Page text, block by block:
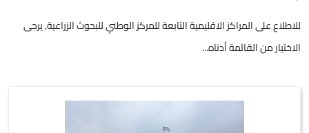
للاطلاع على المراكز الاقليمية التابعة للمركز الوطني للبحوث الزراعية, يرجى
الاختيار من القائمة أدناه...